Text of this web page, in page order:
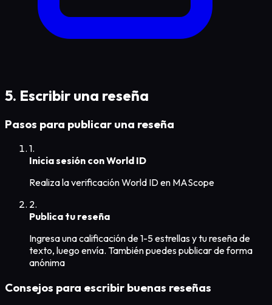
5. Escribir una reseña
Pasos para publicar una reseña
1.
Inicia sesión con World ID
Realiza la verificación World ID en MAScope
2.
Publica tu reseña
Ingresa una calificación de 1-5 estrellas y tu reseña de
texto, luego envía. También puedes publicar de forma
anónima
Consejos para escribir buenas reseñas